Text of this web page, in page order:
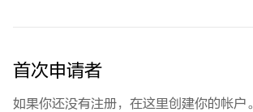
首次申请者
如果你还没有注册，在这里创建你的帐户。